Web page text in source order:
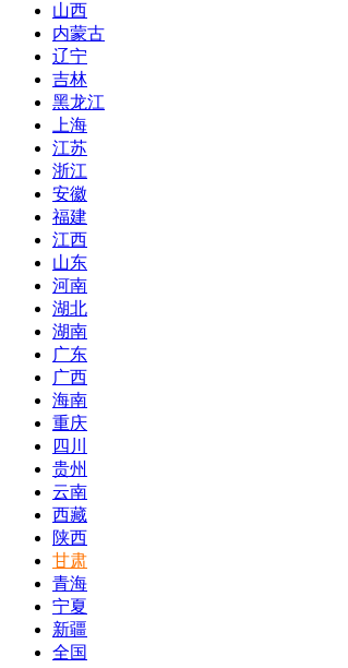
山西
内蒙古
辽宁
吉林
黑龙江
上海
江苏
浙江
安徽
福建
江西
山东
河南
湖北
湖南
广东
广西
海南
重庆
四川
贵州
云南
西藏
陕西
甘肃
青海
宁夏
新疆
全国